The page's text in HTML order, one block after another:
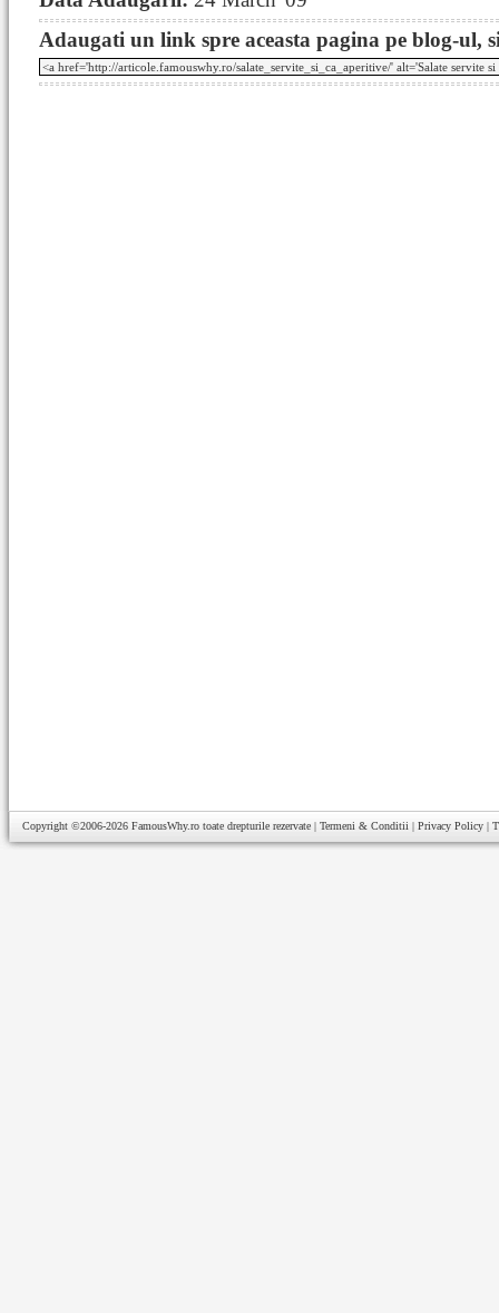
Adaugati un link spre aceasta pagina pe blog-ul,
Copyright ©2006-2026 FamousWhy.ro toate drepturile rezervate | Termeni & Conditii | Privacy Policy |